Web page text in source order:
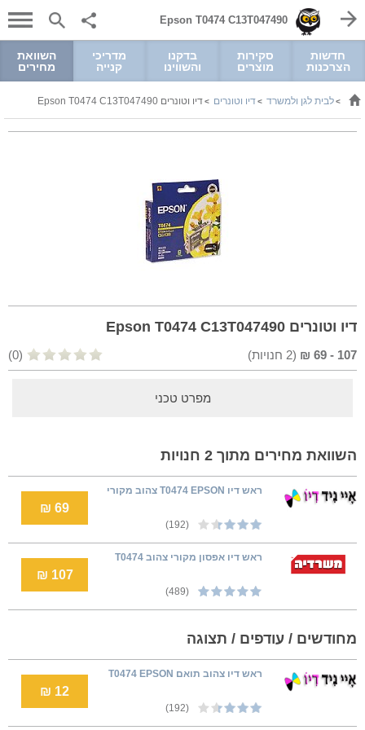
Epson T0474 C13T047490
חדשות
הצרכנות
סקירות
מוצרים
בדקנו
והשווינו
מדריכי
קנייה
השוואת
מחירים
>לבית לגן ולמשרד >דיו וטונרים >דיו וטונרים Epson T0474 C13T047490
דיו וטונרים Epson T0474 C13T047490
107
-
69
₪
(
2 חנויות) (0)
מפרט טכני
השוואת מחירים מתוך 2 חנויות
ראש דיו T0474 EPSON צהוב מקורי
(192)
69 ₪
ראש דיו אפסון מקורי צהוב T0474
(489)
107 ₪
מחודשים / עודפים / תצוגה
ראש דיו צהוב תואם T0474 EPSON
(192)
12 ₪